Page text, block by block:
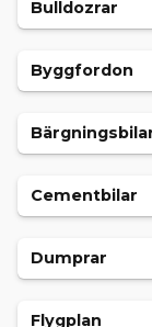
Bulldozrar
Byggfordon
Cementbilar
Dumprar
Flygplan